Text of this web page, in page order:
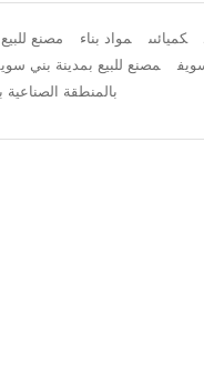
كميائىى مواد بناء مصنع
مصنع للبيع بمدينة بني
بالمنطقة الصناعية